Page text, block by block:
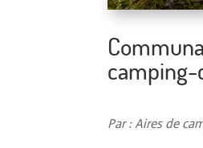
camping-
Par : Aires de